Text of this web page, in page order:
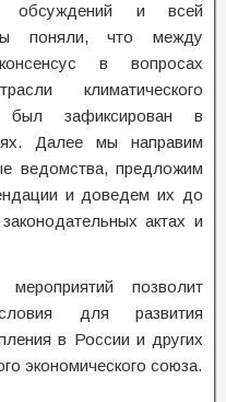
и всей
поняли, что между
в вопросах
климатического
был зафиксирован в
Далее мы направим
ведомства, предложим
и доведем их до
актах и
позволит
для развития
в России и других
экономического союза.